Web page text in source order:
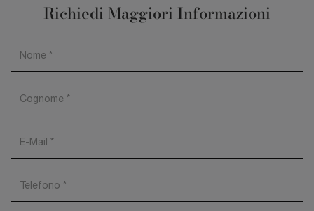
Richiedi Maggiori Informazioni